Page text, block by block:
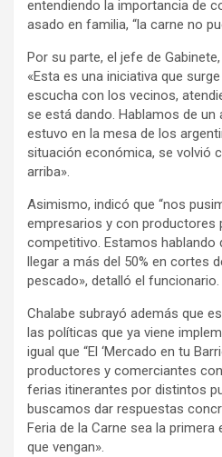
entendiendo la importancia de
asado en familia, “la carne no
Por su parte, el jefe de
«Esta es una iniciativa que
escucha con los vecinos,
se está dando. Hablamos de un
estuvo en la mesa de los
situación económica, se volvió
arriba».
Asimismo, indicó que “nos
empresarios y con productores
competitivo. Estamos hablando
llegar a más del 50% en cortes
pescado», detalló el funcionario.
Chalabe subrayó además que
las políticas que ya viene
igual que “El ‘Mercado en tu
productores y comerciantes
ferias itinerantes por distintos
buscamos dar respuestas
Feria de la Carne sea la
que vengan».